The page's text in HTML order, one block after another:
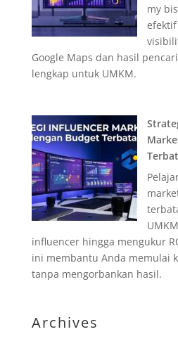
my
Google Maps dan hasil
lengkap untuk UMKM.
influencer hingga mengukur
ini membantu Anda memulai
tanpa mengorbankan hasil.
Archives